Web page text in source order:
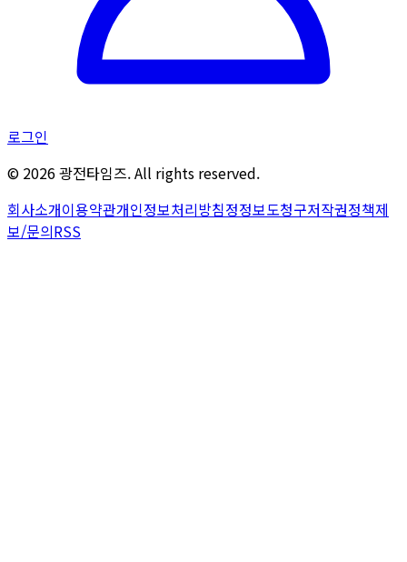
로그인
© 2026광전타임즈. All rights reserved.
회사소개이용약관개인정보처리방침정정보도청구저작권정책제
보/문의RSS